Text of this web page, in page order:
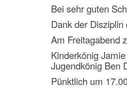
Bei sehr guten
Dank der
Am Freitagabend
Kinderkönig
Jugendkönig Ben
Pünktlich um